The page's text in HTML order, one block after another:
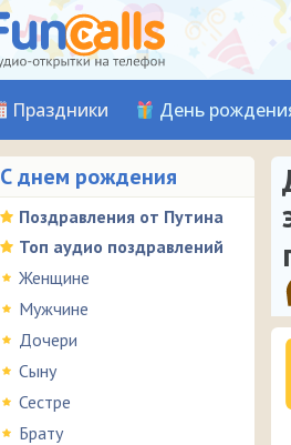
Праздники День
С днем рождения
Поздравления от Путина
Топ аудио поздравлений
Женщине
Мужчине
Дочери
Сыну
Сестре
Брату